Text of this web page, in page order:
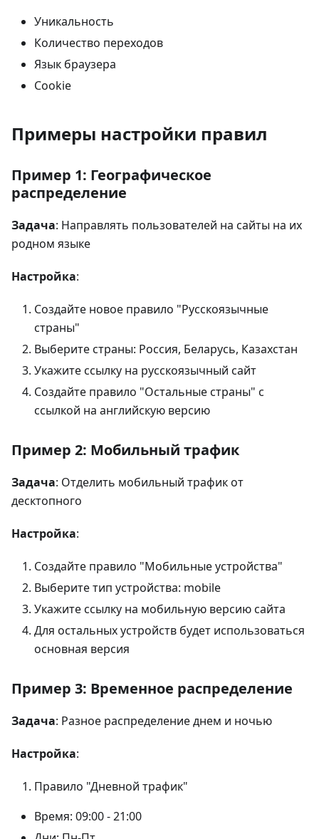
Уникальность
Количество переходов
Язык браузера
Cookie
Примеры настройки правил
Пример 1: Географическое
распределение
Задача: Направлять пользователей на сайты на их
родном языке
Настройка:
Создайте новое правило "Русскоязычные
страны"
Выберите страны: Россия, Беларусь, Казахстан
Укажите ссылку на русскоязычный сайт
Создайте правило "Остальные страны" с
ссылкой на английскую версию
Пример 2: Мобильный трафик
Задача: Отделить мобильный трафик от
десктопного
Настройка:
Создайте правило "Мобильные устройства"
Выберите тип устройства: mobile
Укажите ссылку на мобильную версию сайта
Для остальных устройств будет использоваться
основная версия
Пример 3: Временное распределение
Задача: Разное распределение днем и ночью
Настройка:
Правило "Дневной трафик"
Время: 09:00 - 21:00